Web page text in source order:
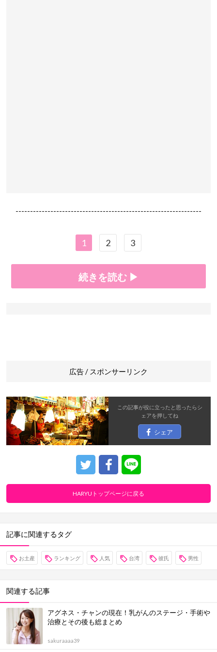
----------------------------------------------------------------
1 2 3
続きを読む ▶
広告 / スポンサーリンク
この記事が役に立ったと思ったらシ
ェアを押してね
シェア
HARYUトップページに戻る
記事に関連するタグ
お土産 ランキング 人気 台湾 彼氏 男性
関連する記事
アグネス・チャンの現在！乳がんのステージ・手術や
治療とその後も総まとめ
sakuraaaa39